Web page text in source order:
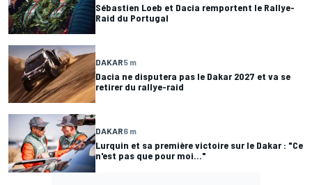
Sébastien Loeb et Dacia remportent le Rallye-
Raid du Portugal
DAKAR5 m
Dacia ne disputera pas le Dakar 2027 et va se
retirer du rallye-raid
DAKAR6 m
Lurquin et sa première victoire sur le Dakar : "Ce
n'est pas que pour moi..."